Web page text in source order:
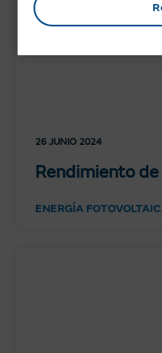
26 JUNIO 2024
Rendimiento
ENERGÍA